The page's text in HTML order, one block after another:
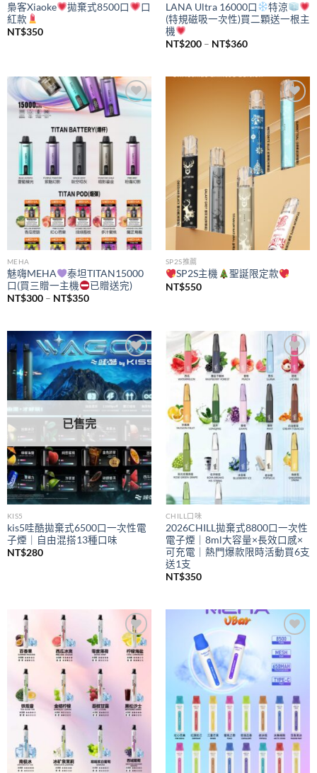
梟客Xiaoke 拋棄式8500口
口
紅款
NT$350
LANA Ultra 16000口
特涼
(特規磁吸一次性)買二顆送一根主
機
NT$200 – NT$360價
NT$200
到
NT$360
Add to
MEHA
魅嗨MEHA
泰坦TITAN15000
口(買三贈一主機
已贈送完)
NT$300 – NT$350價
NT$300
到
NT$350
Add to
wishlist
SP2S推薦
SP2S主機
聖誕限定款
NT$550
Add to
wishlist
已售完
KIS5
kis5哇酷拋棄式6500口一次性電
子煙｜自由混搭13種口味
NT$280
Add to
wishlist
CHILL口味
2026CHILL拋棄式8800口一次性
電子煙｜8ml大容量×長效口感×
可充電｜熱門爆款限時活動買6支
送1支
NT$350
Add to
wishlist
Add to
wishlist